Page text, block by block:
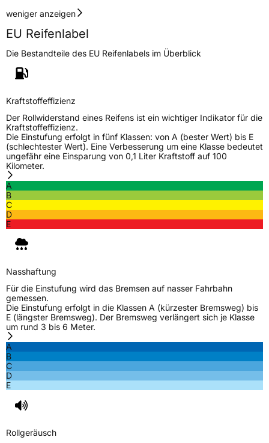
Rollgeräusch (dB)73
Fahrzeugklasse
3PMSF / Schneeflockensymbol / Alpine-Symbol
EisgripNein
EPREL ID503300
Allgemeine Produktsicherheit (GPSR)
HerstellerkontaktAPLUS, Qingdao China,
miranda@haohuature.com
Verantwortliche
in der EU
corrado bergagna,
miranda@haohuatire.com,
weniger anzeigen
EU Reifenlabel
Die Bestandteile des EU Reifenlabels im Überblick
Kraftstoffeffizienz
Der Rollwiderstand eines Reifens ist ein wichtiger Indikator für die
Kraftstoffeffizienz.
Die Einstufung erfolgt in fünf Klassen: von A (bester Wert) bis E
(schlechtester Wert). Eine Verbesserung um eine Klasse bedeutet
ungefähr eine Einsparung von 0,1 Liter Kraftstoff auf 100
Kilometer.
A
B
C
D
E
Nasshaftung
Für die Einstufung wird das Bremsen auf nasser Fahrbahn
gemessen.
Die Einstufung erfolgt in die Klassen A (kürzester Bremsweg) bis
E (längster Bremsweg). Der Bremsweg verlängert sich je Klasse
um rund 3 bis 6 Meter.
A
B
C
D
E
Rollgeräusch